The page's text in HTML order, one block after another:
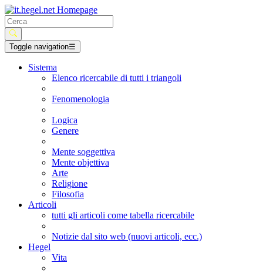
Toggle navigation☰
Sistema
Elenco ricercabile di tutti i triangoli
Fenomenologia
Logica
Genere
Mente soggettiva
Mente objettiva
Arte
Religione
Filosofia
Articoli
tutti gli articoli come tabella ricercabile
Notizie dal sito web (nuovi articoli, ecc.)
Hegel
Vita